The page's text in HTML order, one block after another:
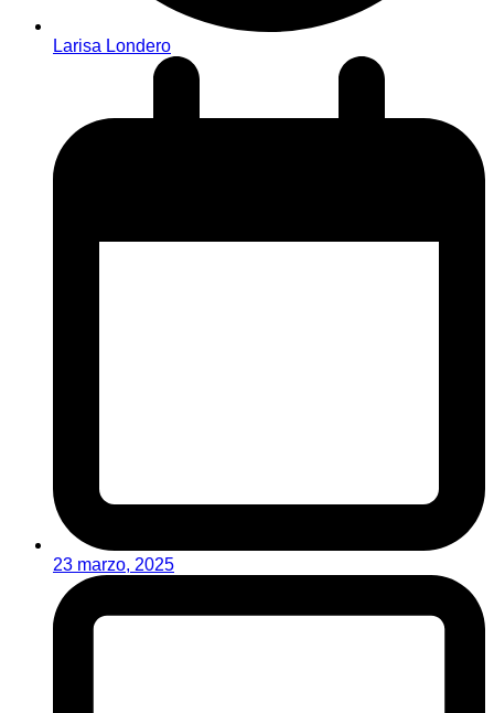
Larisa Londero
23 marzo, 2025